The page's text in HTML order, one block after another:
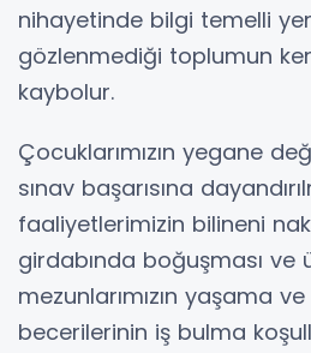
nihayetinde bilgi temelli
gözlenmediği toplumun
kaybolur.
Çocuklarımızın yegane
sınav başarısına
faaliyetlerimizin bilineni
girdabında boğuşması ve
mezunlarımızın yaşama
becerilerinin iş bulma